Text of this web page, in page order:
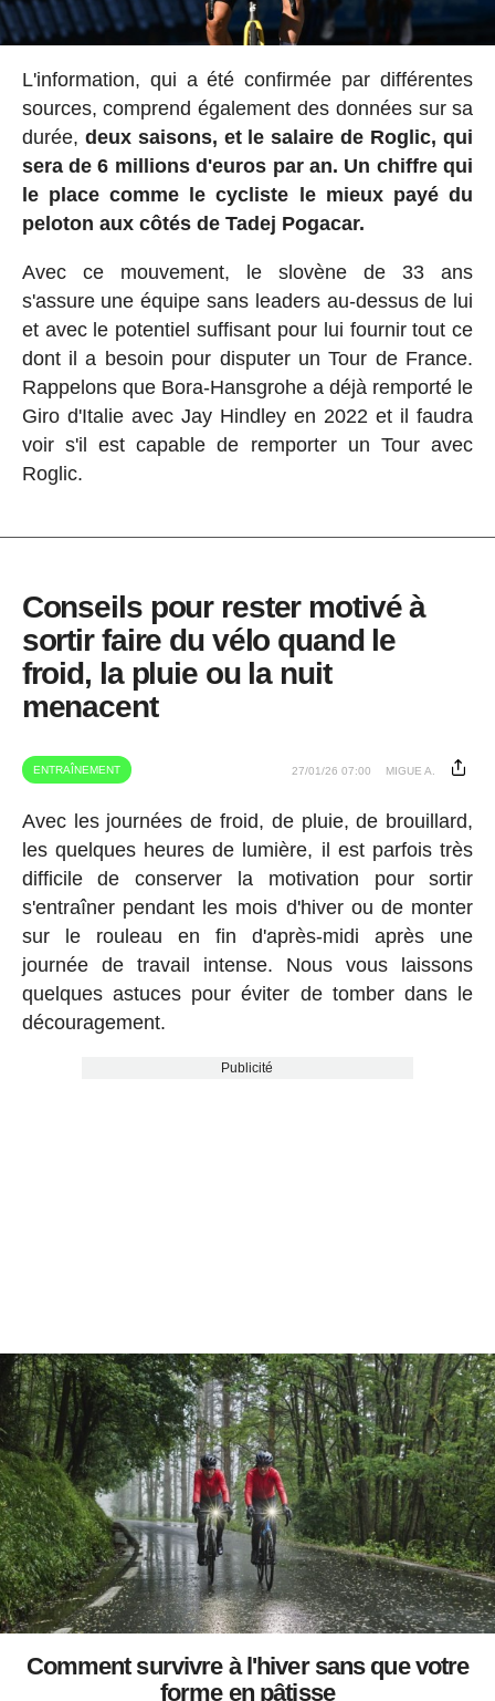
L'information, qui a été confirmée par différentes
sources, comprend également des données sur sa
durée, deux saisons, et le salaire de Roglic, qui
sera de 6 millions d'euros par an. Un chiffre qui
le place comme le cycliste le mieux payé du
peloton aux côtés de Tadej Pogacar.
Avec ce mouvement, le slovène de 33 ans
s'assure une équipe sans leaders au-dessus de lui
et avec le potentiel suffisant pour lui fournir tout ce
dont il a besoin pour disputer un Tour de France.
Rappelons que Bora-Hansgrohe a déjà remporté le
Giro d'Italie avec Jay Hindley en 2022 et il faudra
voir s'il est capable de remporter un Tour avec
Roglic.
Conseils pour rester motivé à
sortir faire du vélo quand le
froid, la pluie ou la nuit
menacent
ENTRAÎNEMENT 27/01/26 07:00 MIGUE A.
Avec les journées de froid, de pluie, de brouillard,
les quelques heures de lumière, il est parfois très
difficile de conserver la motivation pour sortir
s'entraîner pendant les mois d'hiver ou de monter
sur le rouleau en fin d'après-midi après une
journée de travail intense. Nous vous laissons
quelques astuces pour éviter de tomber dans le
découragement.
Publicité
Comment survivre à l'hiver sans que votre
forme en pâtisse